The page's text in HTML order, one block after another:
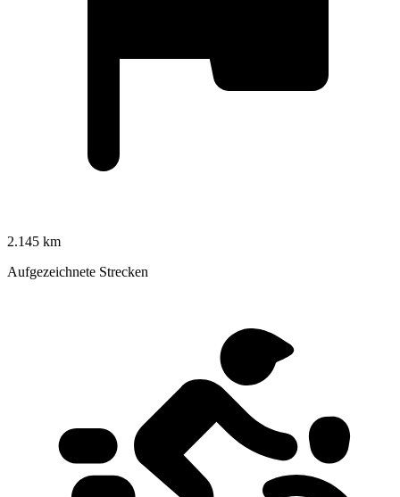
2.145 km
Aufgezeichnete Strecken